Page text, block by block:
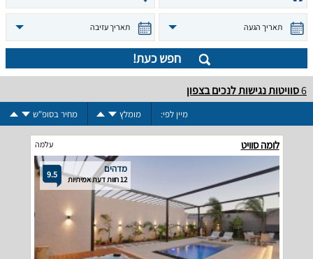
תאריך הגעה תאריך עזיבה
חפש כעת!
6סוויטות נגישות לנכים בצפון
מיין לפי: מומלץ מחיר בסופ"ש
לומה סוויט עלמה
9.5 מדהים
12 חוות דעת אמיתיות